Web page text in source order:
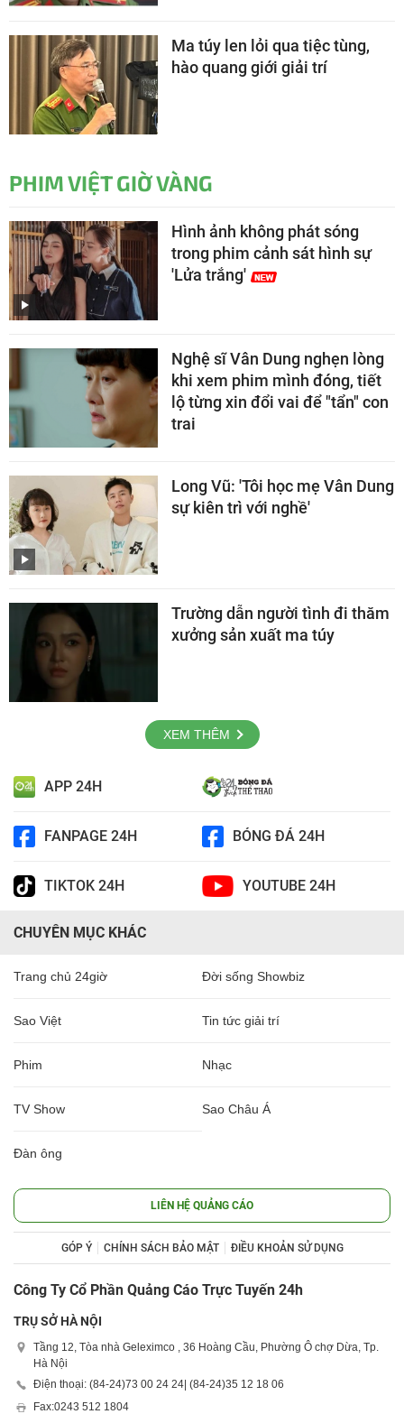
Ma túy len lỏi qua tiệc tùng,
hào quang giới giải trí
PHIM VIỆT GIỜ VÀNG
Hình ảnh không phát sóng
trong phim cảnh sát hình sự
'Lửa trắng'
Nghệ sĩ Vân Dung nghẹn lòng
khi xem phim mình đóng, tiết
lộ từng xin đổi vai để "tẩn" con
trai
Long Vũ: 'Tôi học mẹ Vân Dung
sự kiên trì với nghề'
Trường dẫn người tình đi thăm
xưởng sản xuất ma túy
XEM THÊM
APP 24H
FANPAGE 24H BÓNG ĐÁ 24H
TIKTOK 24H YOUTUBE 24H
CHUYÊN MỤC KHÁC
Trang chủ 24giờ Đời sống Showbiz
Sao Việt Tin tức giải trí
Phim Nhạc
TV Show Sao Châu Á
Đàn ông
LIÊN HỆ QUẢNG CÁO
GÓP Ý CHÍNH SÁCH BẢO MẬT ĐIỀU KHOẢN SỬ DỤNG
Công Ty Cổ Phần Quảng Cáo Trực Tuyến 24h
TRỤ SỞ HÀ NỘI
Tầng 12, Tòa nhà Geleximco , 36 Hoàng Cầu, Phường Ô chợ Dừa, Tp.
Hà Nội
Điện thoại: (84-24)73 00 24 24 | (84-24)35 12 18 06
Fax:0243 512 1804